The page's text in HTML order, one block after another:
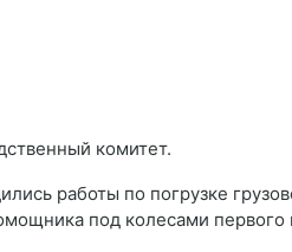
комитет.
работы по погрузке
под колесами первого